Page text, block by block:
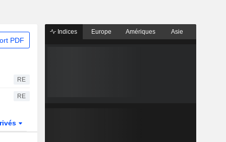
PDF
RE
RE
Indices Europe Amériques Asie